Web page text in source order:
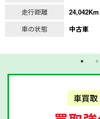
走行距離
24,042Km
車の状態
中古車
車買取